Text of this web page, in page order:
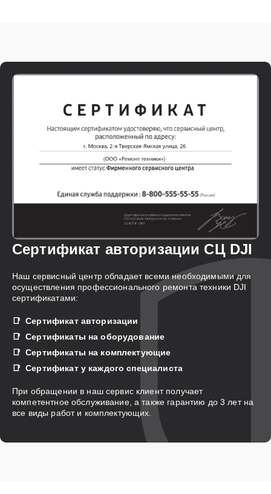
Сертификат авторизации СЦ DJI
Наш сервисный центр обладает всеми необходимыми для
осуществления профессионального ремонта техники DJI
сертификатами:
Сертификат авторизации
Сертификаты на оборудование
Сертификаты на комплектующие
Сертификат у каждого специалиста
При обращении в наш сервис клиент получает
компетентное обслуживание, а также гарантию до 3 лет на
все виды работ и комплектующих.